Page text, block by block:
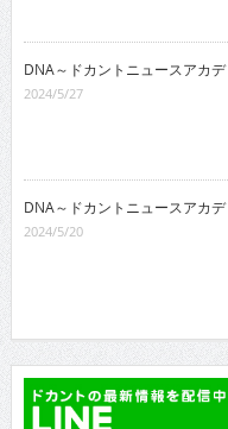
DNA～ドカントニュースアカ
2024/5/27
DNA～ドカントニュースアカ
2024/5/20